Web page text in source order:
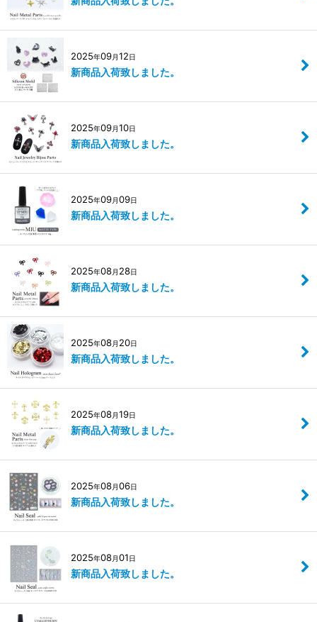
2025年09月12日
新商品入荷致しました。
2025年09月10日
新商品入荷致しました。
2025年09月09日
新商品入荷致しました。
2025年08月 28日
新商品入荷致しました。
2025年08月 20日
新商品入荷致しました。
2025年08月19日
新商品入荷致しました。
2025年08月06日
新商品入荷致しました。
2025年08月01日
新商品入荷致しました。